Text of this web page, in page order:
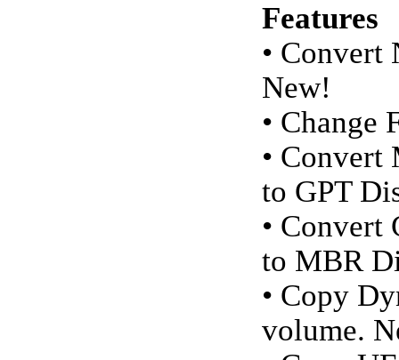
Features
• Convert
New!
• Change
• Convert
to GPT
• Convert
to MBR
• Copy
volume.